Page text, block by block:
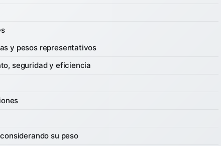
y pesos representativos
seguridad y eficiencia
su peso